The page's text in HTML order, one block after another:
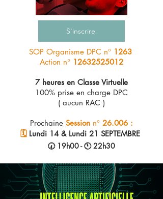
S'inscrire
SOP Organisme DPC n° 1263
Action n° 12632525012
7 heures en Classe Virtuelle
100% prise en charge DPC
( aucun RAC )
Prochaine Session n° 26.006 :
🗓️​ Lundi 14 & Lundi 21 SEPTEMBRE
🕢 19h00 - 🕚​​ 22h30